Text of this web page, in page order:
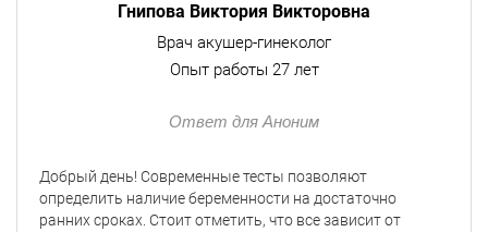
Гнипова Виктория Викторовна
Врач акушер-гинеколог
Опыт работы 27 лет
Ответ для Аноним
Добрый день! Современные тесты позволяют
определить наличие беременности на достаточно
ранних сроках. Стоит отметить, что все зависит от